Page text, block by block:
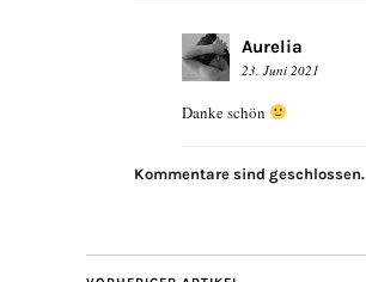
Aurelia
23. Juni 2021
Danke schön
Kommentare sind geschlossen.